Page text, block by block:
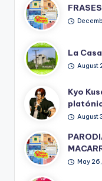
La
August
Kyo
August
May